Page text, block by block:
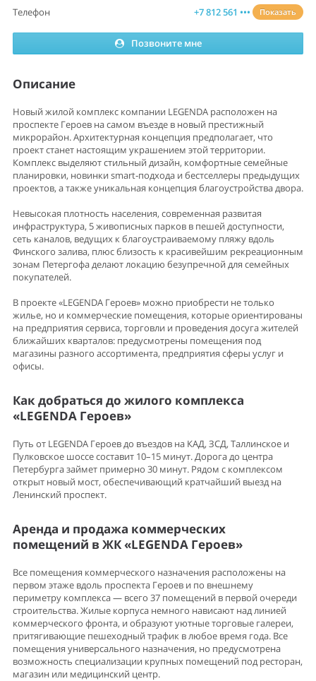
Телефон +7 812 561 ••• Показать
Позвоните мне
Описание
Новый жилой комплекс компании LEGENDA расположен на
проспекте Героев на самом въезде в новый престижный
микрорайон. Архитектурная концепция предполагает, что
проект станет настоящим украшением этой территории.
Комплекс выделяют стильный дизайн, комфортные семейные
планировки, новинки smart‐подхода и бестселлеры предыдущих
проектов, а также уникальная концепция благоустройства двора.
Невысокая плотность населения, современная развитая
инфраструктура, 5 живописных парков в пешей доступности,
сеть каналов, ведущих к благоустраиваемому пляжу вдоль
Финского залива, плюс близость к красивейшим рекреационным
зонам Петергофа делают локацию безупречной для семейных
покупателей.
В проекте «LEGENDA Героев» можно приобрести не только
жилье, но и коммерческие помещения, которые ориентированы
на предприятия сервиса, торговли и проведения досуга жителей
ближайших кварталов: предусмотрены помещения под
магазины разного ассортимента, предприятия сферы услуг и
офисы.
Как добраться до жилого комплекса
«LEGENDA Героев»
Путь от LEGENDA Героев до въездов на КАД, ЗСД, Таллинское и
Пулковское шоссе составит 10–15 минут. Дорога до центра
Петербурга займет примерно 30 минут. Рядом с комплексом
открыт новый мост, обеспечивающий кратчайший выезд на
Ленинский проспект.
Аренда и продажа коммерческих
помещений в ЖК «LEGENDA Героев»
Все помещения коммерческого назначения расположены на
первом этаже вдоль проспекта Героев и по внешнему
периметру комплекса — всего 37 помещений в первой очереди
строительства. Жилые корпуса немного нависают над линией
коммерческого фронта, и образуют уютные торговые галереи,
притягивающие пешеходный трафик в любое время года. Все
помещения универсального назначения, но предусмотрена
возможность специализации крупных помещений под ресторан,
магазин или медицинский центр.